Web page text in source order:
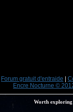
Forum gratuit d'entraide
Encre Nocturne ©
Worth exploring